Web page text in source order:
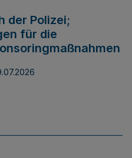
der Polizei;
für die